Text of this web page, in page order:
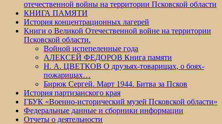
отечественной войны на территории Псковской области
КНИГА ПАМЯТИ
История концентрационных лагерей
Книги о Великой Отечественной войне на территории
Псковской области.
Войной испепеленные года
АЛЕКСЕЙ ФЕДОРОВ Книга памяти
Н. А. ЦВЕТКОВ О друзьях-товарищах, о боях-
пожарищах…
Бирюк Сергей. Март 1944. Битва за Псков
История партизанского края
ГБУК «Военно-исторический музей Псковской области»
Федеральные данные и сборники информации
Отчеты о деятельности